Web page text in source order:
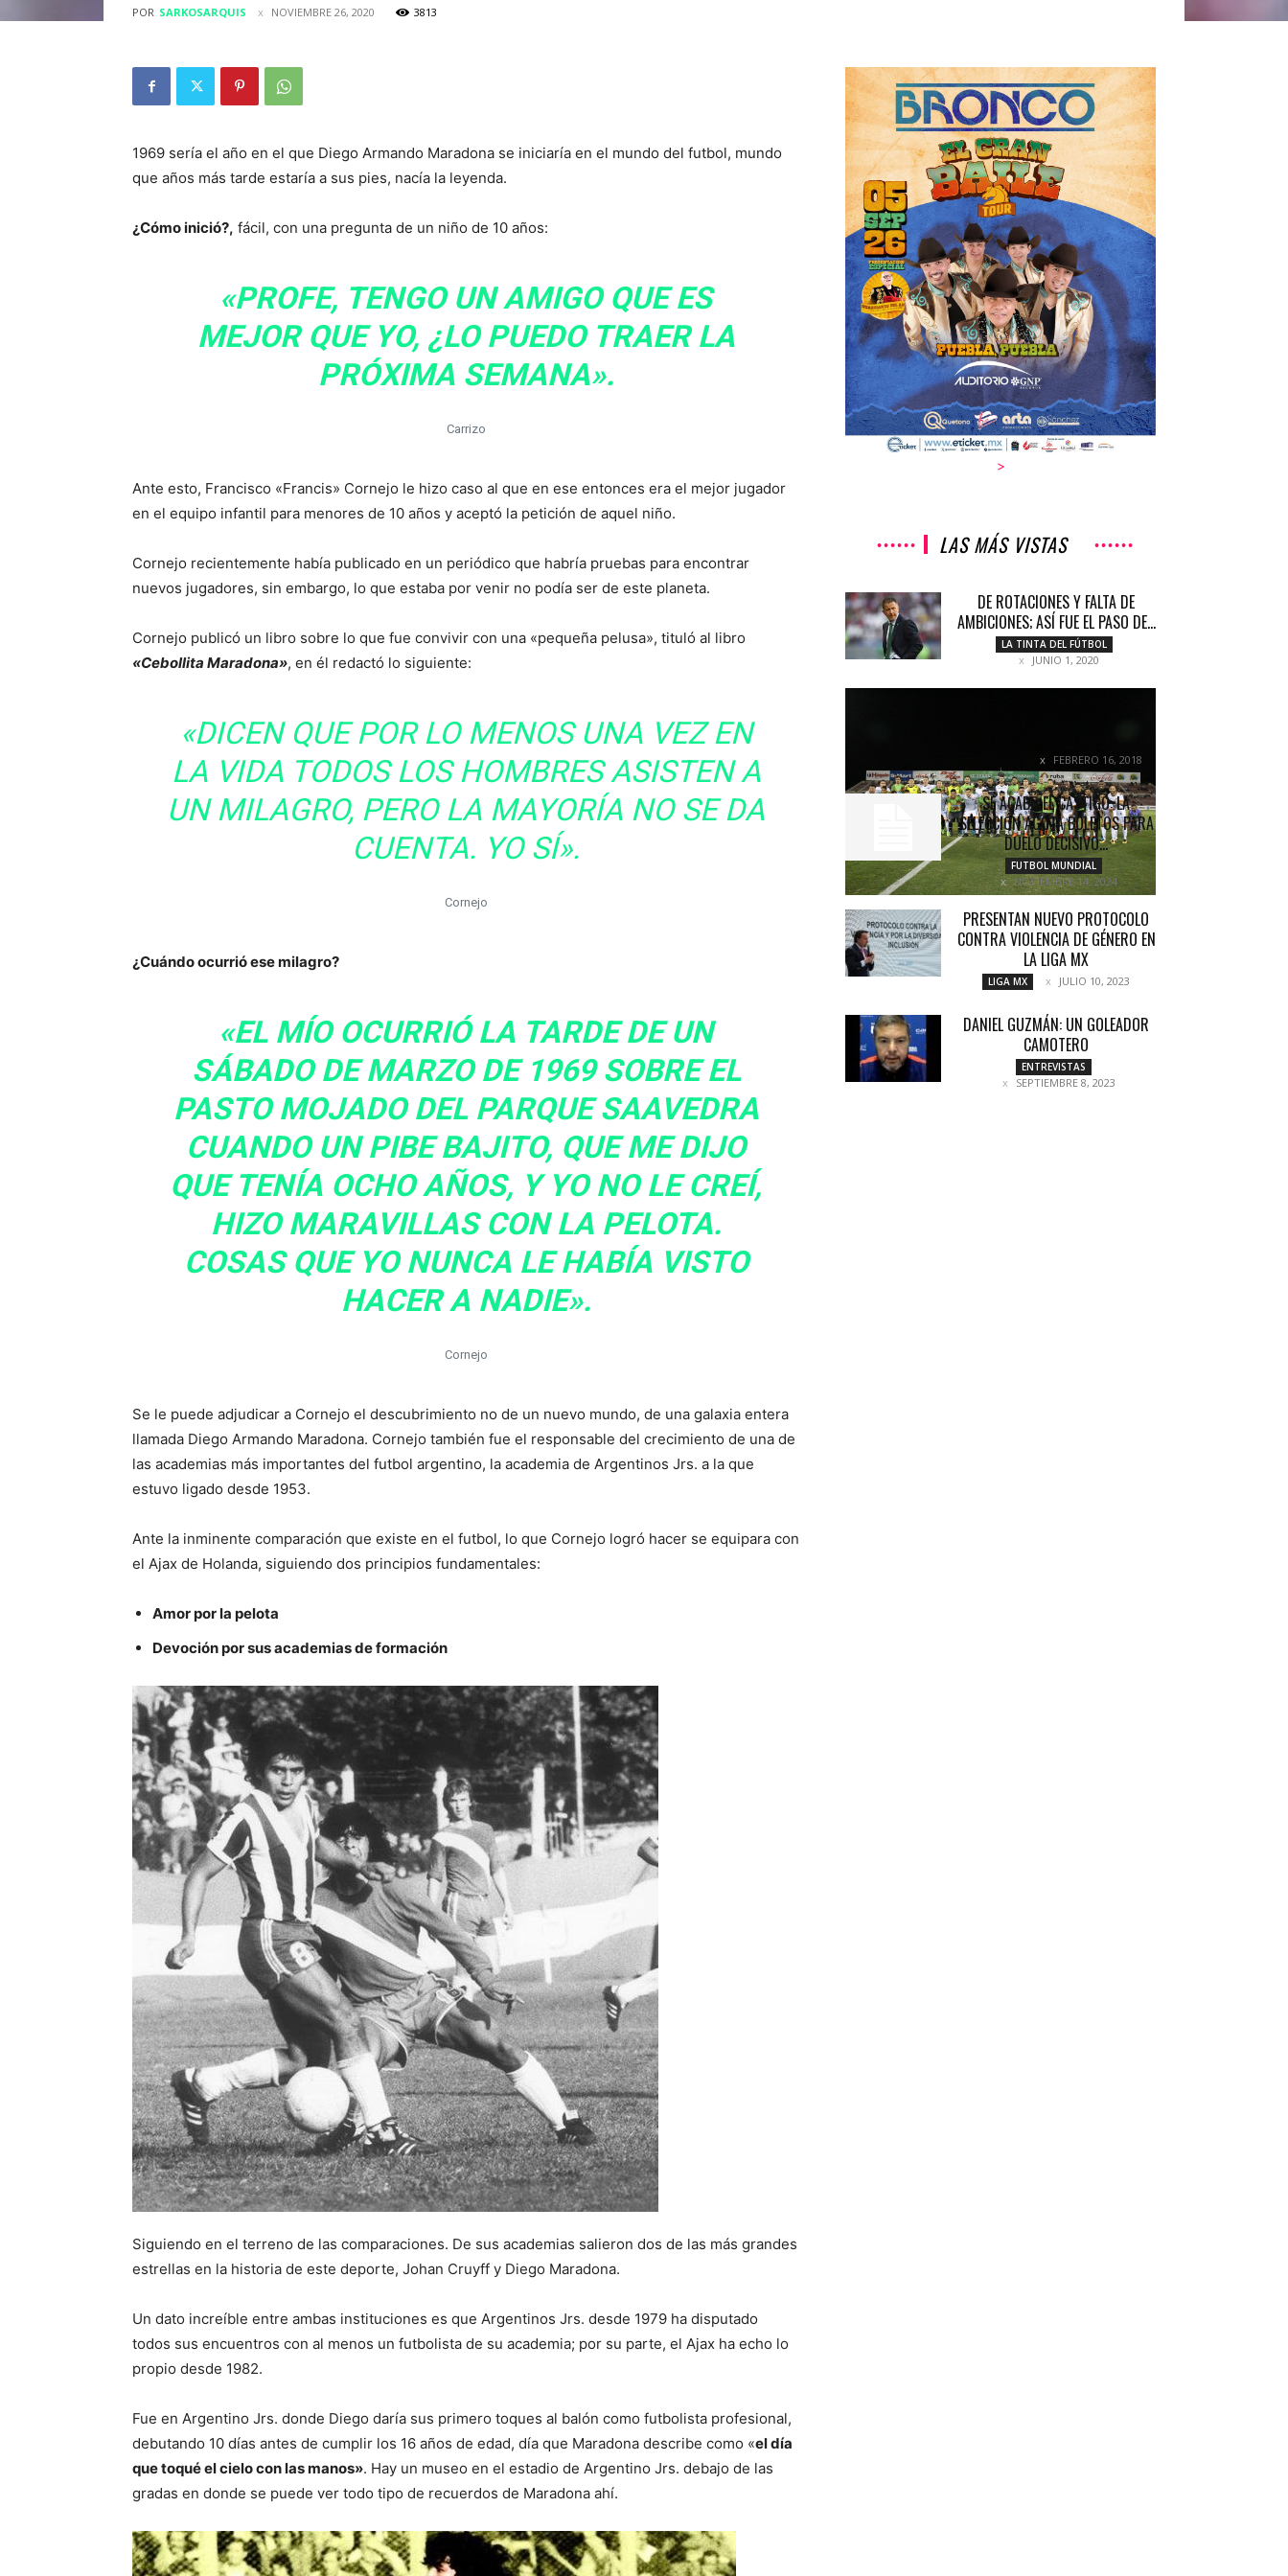
POR SARKOSARQUIS NOVIEMBRE 26, 2020 3813
1969 sería el año en el que Diego Armando Maradona se iniciaría en el mundo del futbol, mundo
que años más tarde estaría a sus pies, nacía la leyenda.
¿Cómo inició?, fácil, con una pregunta de un niño de 10 años:
«PROFE, TENGO UN AMIGO QUE ES
MEJOR QUE YO, ¿LO PUEDO TRAER LA
PRÓXIMA SEMANA».
Carrizo
Ante esto, Francisco «Francis» Cornejo le hizo caso al que en ese entonces era el mejor jugador
en el equipo infantil para menores de 10 años y aceptó la petición de aquel niño.
Cornejo recientemente había publicado en un periódico que habría pruebas para encontrar
nuevos jugadores, sin embargo, lo que estaba por venir no podía ser de este planeta.
Cornejo publicó un libro sobre lo que fue convivir con una «pequeña pelusa», tituló al libro
«Cebollita Maradona», en él redactó lo siguiente:
«DICEN QUE POR LO MENOS UNA VEZ EN
LA VIDA TODOS LOS HOMBRES ASISTEN A
UN MILAGRO, PERO LA MAYORÍA NO SE DA
CUENTA. YO SÍ».
Cornejo
¿Cuándo ocurrió ese milagro?
«EL MÍO OCURRIÓ LA TARDE DE UN
SÁBADO DE MARZO DE 1969 SOBRE EL
PASTO MOJADO DEL PARQUE SAAVEDRA
CUANDO UN PIBE BAJITO, QUE ME DIJO
QUE TENÍA OCHO AÑOS, Y YO NO LE CREÍ,
HIZO MARAVILLAS CON LA PELOTA.
COSAS QUE YO NUNCA LE HABÍA VISTO
HACER A NADIE».
Cornejo
Se le puede adjudicar a Cornejo el descubrimiento no de un nuevo mundo, de una galaxia entera
llamada Diego Armando Maradona. Cornejo también fue el responsable del crecimiento de una de
las academias más importantes del futbol argentino, la academia de Argentinos Jrs. a la que
estuvo ligado desde 1953.
Ante la inminente comparación que existe en el futbol, lo que Cornejo logró hacer se equipara con
el Ajax de Holanda, siguiendo dos principios fundamentales:
Amor por la pelota
Devoción por sus academias de formación
Siguiendo en el terreno de las comparaciones. De sus academias salieron dos de las más grandes
estrellas en la historia de este deporte, Johan Cruyff y Diego Maradona.
Un dato increíble entre ambas instituciones es que Argentinos Jrs. desde 1979 ha disputado
todos sus encuentros con al menos un futbolista de su academia; por su parte, el Ajax ha echo lo
propio desde 1982.
Fue en Argentino Jrs. donde Diego daría sus primero toques al balón como futbolista profesional,
debutando 10 días antes de cumplir los 16 años de edad, día que Maradona describe como «el día
que toqué el cielo con las manos». Hay un museo en el estadio de Argentino Jrs. debajo de las
gradas en donde se puede ver todo tipo de recuerdos de Maradona ahí.
>
LAS MÁS VISTAS
DE ROTACIONES Y FALTA DE
AMBICIONES; ASÍ FUE EL PASO DE...
LA TINTA DEL FÚTBOL
JUNIO 1, 2020
FEBRERO 16, 2018
SE ACABÓ EL CASTIGO: LA
SELECCIÓN AGOTA BOLETOS PARA
DUELO DECISIVO...
FUTBOL MUNDIAL
NOVIEMBRE 14, 2024
PRESENTAN NUEVO PROTOCOLO
CONTRA VIOLENCIA DE GÉNERO EN
LA LIGA MX
LIGA MX JULIO 10, 2023
DANIEL GUZMÁN: UN GOLEADOR
CAMOTERO
ENTREVISTAS
SEPTIEMBRE 8, 2023